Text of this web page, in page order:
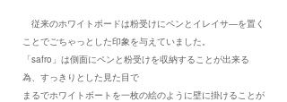
従来のホワイトボードは粉受けにペンとイレイサ―を置く
ことでごちゃっとした印象を与えていました。
「safro」は側面にペンと粉受けを収納することが出来る
為、すっきりとした見た目で
まるでホワイトボートを一枚の絵のように壁に掛けることが